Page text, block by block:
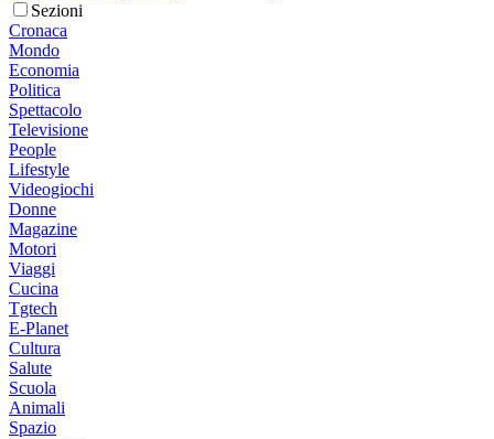
Sezioni
Cronaca
Mondo
Economia
Politica
Spettacolo
Televisione
People
Lifestyle
Videogiochi
Donne
Magazine
Motori
Viaggi
Cucina
Tgtech
E-Planet
Cultura
Salute
Scuola
Animali
Spazio